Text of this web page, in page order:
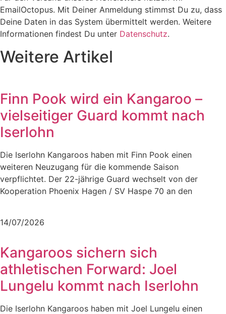
EmailOctopus. Mit Deiner Anmeldung stimmst Du zu, dass
Deine Daten in das System übermittelt werden. Weitere
Informationen findest Du unter Datenschutz.
Weitere Artikel
Finn Pook wird ein Kangaroo –
vielseitiger Guard kommt nach
Iserlohn
Die Iserlohn Kangaroos haben mit Finn Pook einen
weiteren Neuzugang für die kommende Saison
verpflichtet. Der 22-jährige Guard wechselt von der
Kooperation Phoenix Hagen / SV Haspe 70 an den
14/07/2026
Kangaroos sichern sich
athletischen Forward: Joel
Lungelu kommt nach Iserlohn
Die Iserlohn Kangaroos haben mit Joel Lungelu einen